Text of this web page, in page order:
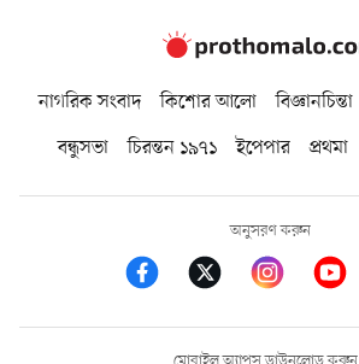
নাগরিক সংবাদ কিশোর আলো বিজ্ঞানচিন্তা
বন্ধুসভা
চিরন্তন ১৯৭১ ইপেপার প্রথমা
অনুসরণ করুন